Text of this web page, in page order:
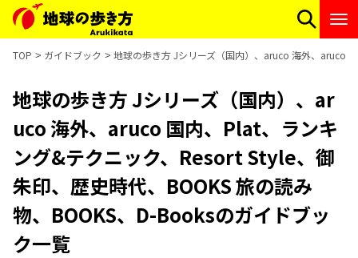
TOP ガイドブック 地球の歩き方 Jシリーズ（国内）、aruco 海外、aruco
地球の歩き方 Jシリーズ（国内）、ar
uco 海外、aruco 国内、Plat、ランキ
ング&テクニック、Resort Style、御
朱印、歴史時代、BOOKS 旅の読み
物、BOOKS、D-Booksのガイドブッ
ク一覧